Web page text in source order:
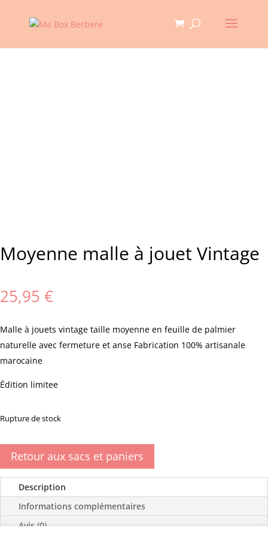
Moyenne malle à jouet Vintage
25,95 €
Malle à jouets vintage taille moyenne en feuille de palmier
naturelle avec fermeture et anse Fabrication 100% artisanale
marocaine
Édition limitee
Rupture de stock
Retour aux sacs et paniers
Description
Informations complémentaires
Avis (0)